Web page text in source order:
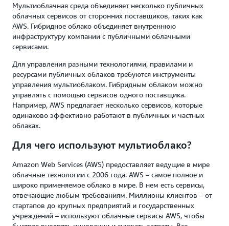
Мультиоблачная среда объединяет несколько публичных
облачных сервисов от сторонних поставщиков, таких как
AWS. Гибридное облако объединяет внутреннюю
инфраструктуру компании с публичными облачными
сервисами.
Для управления разными технологиями, правилами и
ресурсами публичных облаков требуются инструменты
управления мультиоблаком. Гибридным облаком можно
управлять с помощью сервисов одного поставщика.
Например, AWS предлагает несколько сервисов, которые
одинаково эффективно работают в публичных и частных
облаках.
Для чего используют мультиоблако?
Amazon Web Services (AWS) предоставляет ведущие в мире
облачные технологии с 2006 года. AWS – самое полное и
широко применяемое облако в мире. В нем есть сервисы,
отвечающие любым требованиям. Миллионы клиентов – от
стартапов до крупных предприятий и государственных
учреждений – используют облачные сервисы AWS, чтобы